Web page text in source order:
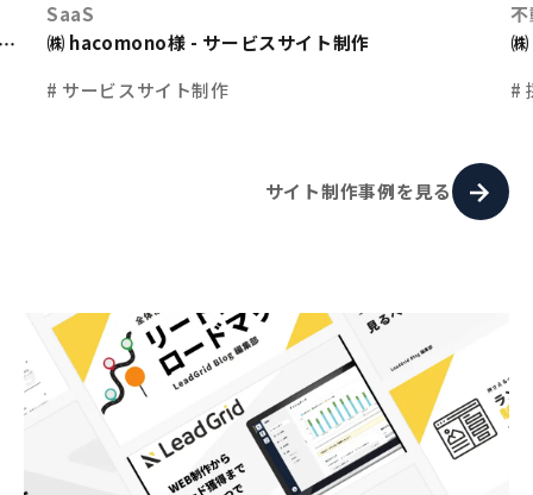
SaaS
㈱ hacomono様 - サービスサイト制作
# サービスサイト制作
#
サイト制作事例を見る